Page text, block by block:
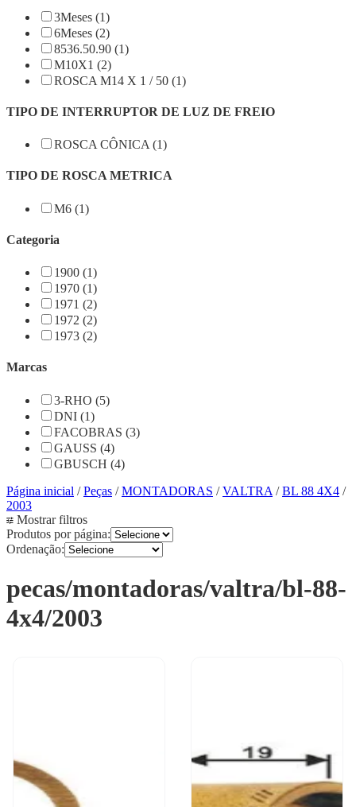
3Meses (1)
6Meses (2)
8536.50.90 (1)
M10X1 (2)
ROSCA M14 X 1 / 50 (1)
TIPO DE INTERRUPTOR DE LUZ DE FREIO
ROSCA CÔNICA (1)
TIPO DE ROSCA METRICA
M6 (1)
Categoria
1900 (1)
1970 (1)
1971 (2)
1972 (2)
1973 (2)
Marcas
3-RHO (5)
DNI (1)
FACOBRAS (3)
GAUSS (4)
GBUSCH (4)
Página inicial /Peças /MONTADORAS /VALTRA /BL 88 4X4 /
2003
Mostrar filtros
Produtos por página:
Ordenação:
pecas/montadoras/valtra/bl-88-
4x4/2003